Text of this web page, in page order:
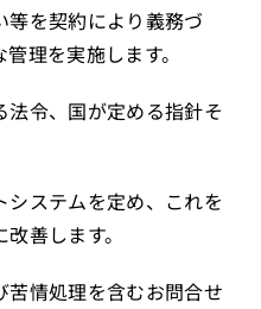
を契約により義務づ
理を実施します。
令、国が定める指針そ
ステムを定め、これを
善します。
情処理を含むお問合せ